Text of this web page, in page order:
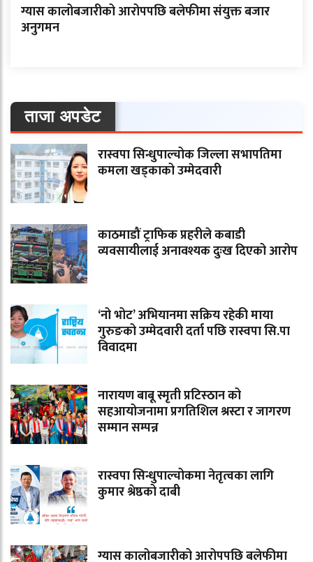
ग्यास कालोबजारीको आरोपपछि बलेफीमा संयुक्त बजार
अनुगमन
ताजा अपडेट
रास्वपा सिन्धुपाल्चोक जिल्ला सभापतिमा
कमला खड्काको उम्मेदवारी
काठमाडौं ट्राफिक प्रहरीले कबाडी
व्यवसायीलाई अनावश्यक दुःख दिएको आरोप
‘नो भोट’ अभियानमा सक्रिय रहेकी माया
गुरुङको उम्मेदवारी दर्ता पछि रास्वपा सि.पा
विवादमा
नारायण बाबू स्मृती प्रटिस्ठान को
सहआयोजनामा प्रगतिशिल श्रस्टा र जागरण
सम्मान सम्पन्न
रास्वपा सिन्धुपाल्चोकमा नेतृत्वका लागि
कुमार श्रेष्ठको दाबी
ग्यास कालोबजारीको आरोपपछि बलेफीमा